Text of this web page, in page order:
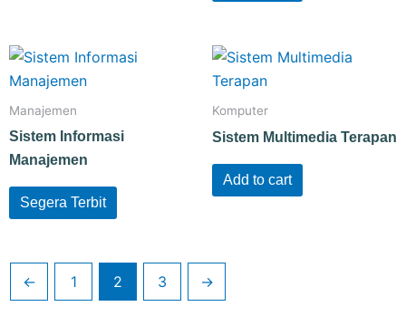
Manajemen
Sistem Informasi
Manajemen
Segera Terbit
Komputer
Sistem Multimedia Terapan
Add to cart
← 1 2 3 →